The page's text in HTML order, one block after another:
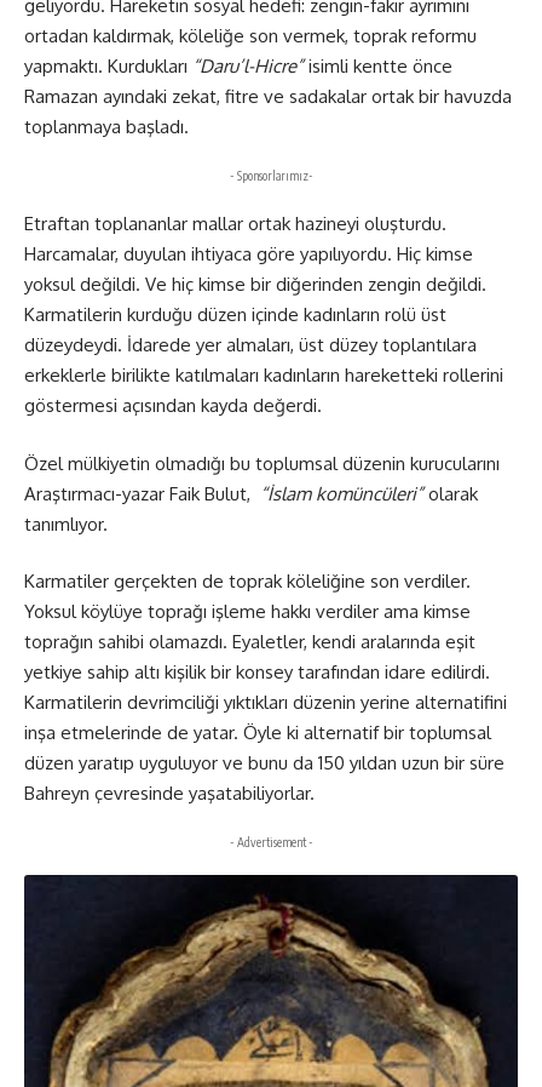
geliyordu. Hareketin sosyal hedefi: zengin-fakir ayrımını
ortadan kaldırmak, köleliğe son vermek, toprak reformu
yapmaktı. Kurdukları “Daru’l-Hicre”isimli kentte önce
Ramazan ayındaki zekat, fitre ve sadakalar ortak bir havuzda
toplanmaya başladı.
- Sponsorlarımız-
Etraftan toplananlar mallar ortak hazineyi oluşturdu.
Harcamalar, duyulan ihtiyaca göre yapılıyordu. Hiç kimse
yoksul değildi. Ve hiç kimse bir diğerinden zengin değildi.
Karmatilerin kurduğu düzen içinde kadınların rolü üst
düzeydeydi. İdarede yer almaları, üst düzey toplantılara
erkeklerle birilikte katılmaları kadınların hareketteki rollerini
göstermesi açısından kayda değerdi.
Özel mülkiyetin olmadığı bu toplumsal düzenin kurucularını
Araştırmacı-yazar Faik Bulut,
“İslam komüncüleri”olarak
tanımlıyor.
Karmatiler gerçekten de toprak köleliğine son verdiler.
Yoksul köylüye toprağı işleme hakkı verdiler ama kimse
toprağın sahibi olamazdı. Eyaletler, kendi aralarında eşit
yetkiye sahip altı kişilik bir konsey tarafından idare edilirdi.
Karmatilerin devrimciliği yıktıkları düzenin yerine alternatifini
inşa etmelerinde de yatar. Öyle ki alternatif bir toplumsal
düzen yaratıp uyguluyor ve bunu da 150 yıldan uzun bir süre
Bahreyn çevresinde yaşatabiliyorlar.
- Advertisement -